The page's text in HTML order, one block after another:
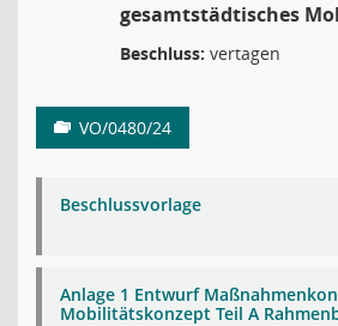
gesamtstädtisches
Beschluss: vertagen
VO/0480/24
Beschlussvorlage
Anlage 1 Entwurf
Mobilitätskonzept Teil A